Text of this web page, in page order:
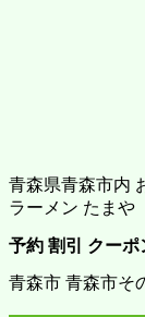
青森県青森市内
ラーメン たまや
予約 割引 クーポ
青森市 青森市そ